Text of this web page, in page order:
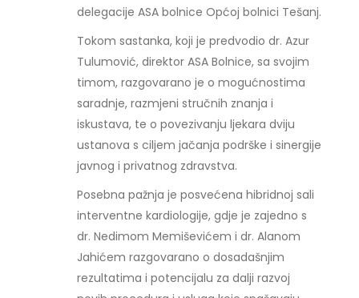
delegacije ASA bolnice Općoj bolnici Tešanj.
Tokom sastanka, koji je predvodio dr. Azur
Tulumović, direktor ASA Bolnice, sa svojim
timom, razgovarano je o mogućnostima
saradnje, razmjeni stručnih znanja i
iskustava, te o povezivanju ljekara dviju
ustanova s ciljem jačanja podrške i sinergije
javnog i privatnog zdravstva.
Posebna pažnja je posvećena hibridnoj sali
interventne kardiologije, gdje je zajedno s
dr. Nedimom Memiševićem i dr. Alanom
Jahićem razgovarano o dosadašnjim
rezultatima i potencijalu za dalji razvoj